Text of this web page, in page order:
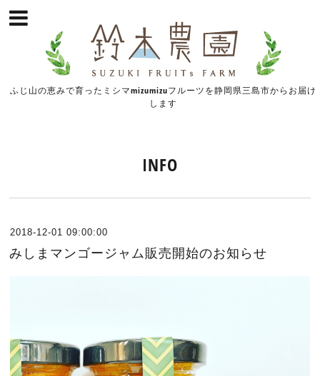
ふじ山の恵みで育ったミシマmizumizuフルーツを静岡県三島市からお届け
します
INFO
2018-12-01 09:00:00
みしまマンゴージャム販売開始のお知らせ